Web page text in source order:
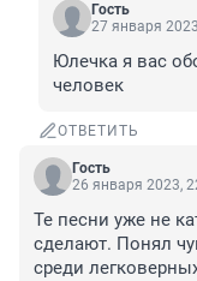
Гость
27 января
Юлечка я вас
человек
ОТВЕТИТЬ
Гость
26 января 2023,
Те песни уже не
сделают. Понял
среди